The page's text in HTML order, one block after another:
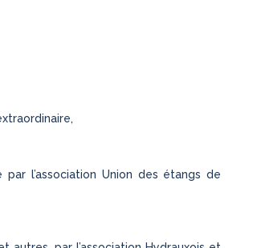
l’association Union des étangs de